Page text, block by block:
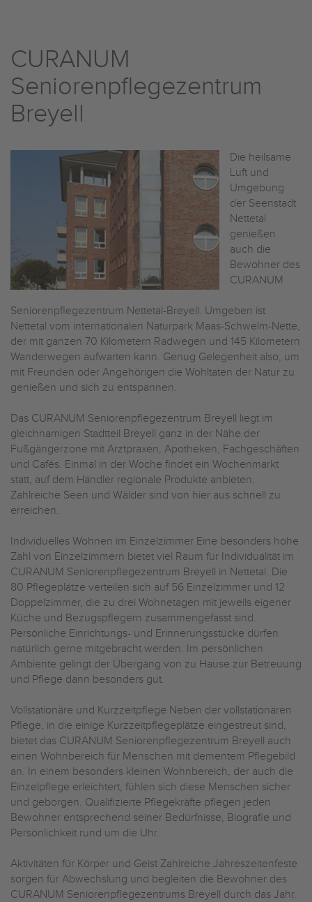
CURANUM
Seniorenpflegezentrum
Breyell
Die heilsame
Luft und
Umgebung
der Seenstadt
Nettetal
genießen
auch die
Bewohner des
CURANUM
Seniorenpflegezentrum Nettetal-Breyell. Umgeben ist
Nettetal vom internationalen Naturpark Maas-Schwelm-Nette,
der mit ganzen 70 Kilometern Radwegen und 145 Kilometern
Wanderwegen aufwarten kann. Genug Gelegenheit also, um
mit Freunden oder Angehörigen die Wohltaten der Natur zu
genießen und sich zu entspannen.
Das CURANUM Seniorenpflegezentrum Breyell liegt im
gleichnamigen Stadtteil Breyell ganz in der Nähe der
Fußgängerzone mit Arztpraxen, Apotheken, Fachgeschäften
und Cafés. Einmal in der Woche findet ein Wochenmarkt
statt, auf dem Händler regionale Produkte anbieten.
Zahlreiche Seen und Wälder sind von hier aus schnell zu
erreichen.
Individuelles Wohnen im Einzelzimmer Eine besonders hohe
Zahl von Einzelzimmern bietet viel Raum für Individualität im
CURANUM Seniorenpflegezentrum Breyell in Nettetal. Die
80 Pflegeplätze verteilen sich auf 56 Einzelzimmer und 12
Doppelzimmer, die zu drei Wohnetagen mit jeweils eigener
Küche und Bezugspflegern zusammengefasst sind.
Persönliche Einrichtungs- und Erinnerungsstücke dürfen
natürlich gerne mitgebracht werden. Im persönlichen
Ambiente gelingt der Übergang von zu Hause zur Betreuung
und Pflege dann besonders gut.
Vollstationäre und Kurzzeitpflege Neben der vollstationären
Pflege, in die einige Kurzzeitpflegeplätze eingestreut sind,
bietet das CURANUM Seniorenpflegezentrum Breyell auch
einen Wohnbereich für Menschen mit dementem Pflegebild
an. In einem besonders kleinen Wohnbereich, der auch die
Einzelpflege erleichtert, fühlen sich diese Menschen sicher
und geborgen. Qualifizierte Pflegekräfte pflegen jeden
Bewohner entsprechend seiner Bedürfnisse, Biografie und
Persönlichkeit rund um die Uhr.
Aktivitäten für Körper und Geist Zahlreiche Jahreszeitenfeste
sorgen für Abwechslung und begleiten die Bewohner des
CURANUM Seniorenpflegezentrums Breyell durch das Jahr.